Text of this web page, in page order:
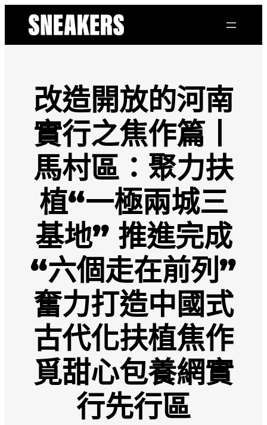
改造開放的河南
實行之焦作篇丨
馬村區：聚力扶
植“一極兩城三
基地” 推進完成
“六個走在前列”
奮力打造中國式
古代化扶植焦作
覓甜心包養網實
行先行區